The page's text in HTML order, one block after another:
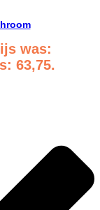
was:
63,75.